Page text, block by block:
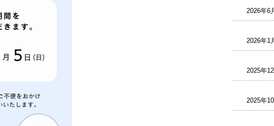
2026年6
2026年1
2025年
2025年